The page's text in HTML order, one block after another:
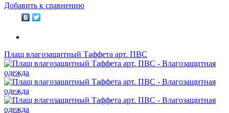
Добавить к сравнению
Плащ влагозащитный Таффета арт. ПВС